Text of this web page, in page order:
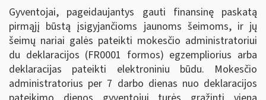
Gyventojai, pageidaujantys gauti finansinę paskatą
pirmąjį būstą įsigyjančioms jaunoms šeimoms, ir jų
šeimų nariai galės pateikti mokesčio administratoriui
du deklaracijos (FR0001 formos) egzempliorius arba
deklaracijas pateikti elektroniniu būdu. Mokesčio
administratorius per 7 darbo dienas nuo deklaracijos